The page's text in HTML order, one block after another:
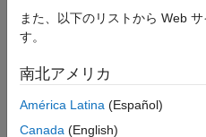
項目一覧
ラベルが付けられた ROI の元のデータ上
ROI データのラベル付きのブロック化さ
イメージの作成
ージを作成する方法を説明し
示を行います。1 番目の方法
境界の座標を格納する多角形
数polyToBlockedImage
されたイメージに変換します
また、以下のリストから Web
す。
南北アメリカ
América Latina (Español)
Canada (English)